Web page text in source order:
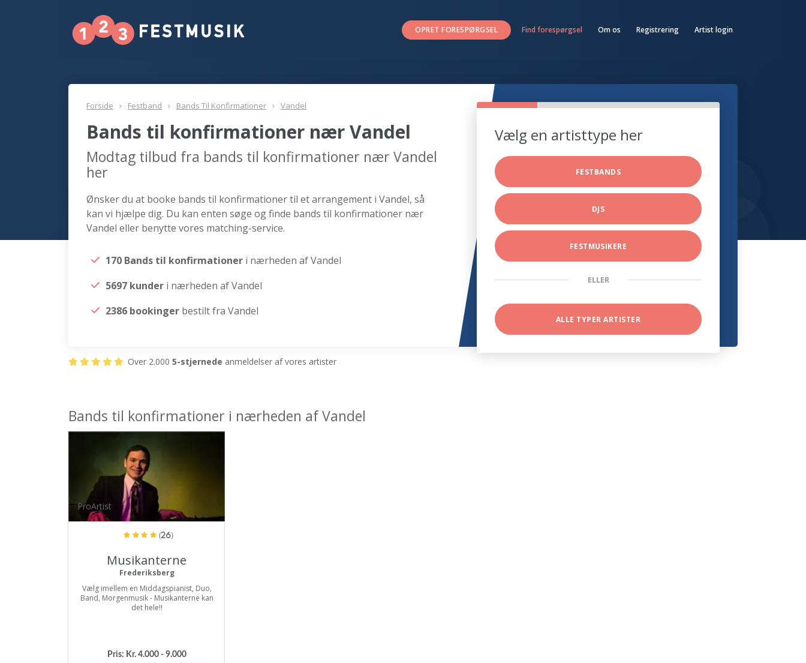
OPRET FORESPØRGSEL Find forespørgsel Om os Registrering Artist login
Forside Festband Bands Til Konfirmationer Vandel
Bands til konfirmationer nær Vandel
Modtag tilbud fra bands til konfirmationer nær Vandel
her
Ønsker du at booke bands til konfirmationer til et arrangement i Vandel, så
kan vi hjælpe dig. Du kan enten søge og finde bands til konfirmationer nær
Vandel eller benytte vores matching-service.
170 Bands til konfirmationer i nærheden af Vandel
5697 kunder i nærheden af Vandel
2386 bookinger bestilt fra Vandel
Vælg en artisttype her
FESTBANDS
DJS
FESTMUSIKERE
ELLER
ALLE TYPER ARTISTER
Over 2.000 5-stjernede anmeldelser af vores artister
Bands til konfirmationer i nærheden af Vandel
ProArtist
(26)
Musikanterne
Frederiksberg
Vælg imellem en Middagspianist, Duo,
Band, Morgenmusik - Musikanterne kan
det hele!!
Pris: Kr. 4.000 - 9.000